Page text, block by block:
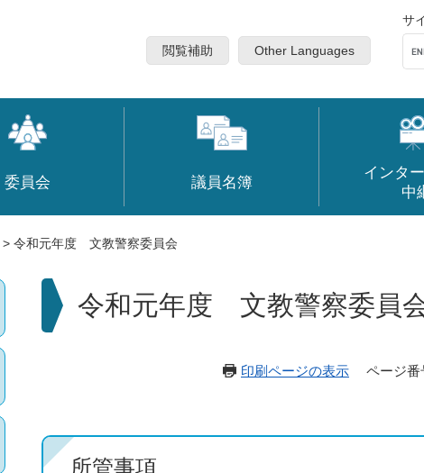
閲覧補助 Other Languages
サ
委員会 議員名簿
インタ
中
> 令和元年度 文教警察委員会
本
令和元年度 文教警察委員
印刷ページの表示 ページ番
所管事項